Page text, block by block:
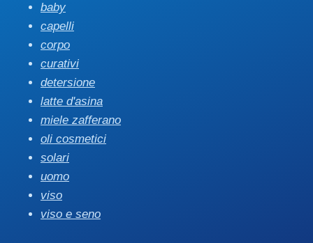
baby
capelli
corpo
curativi
detersione
latte d'asina
miele zafferano
oli cosmetici
solari
uomo
viso
viso e seno